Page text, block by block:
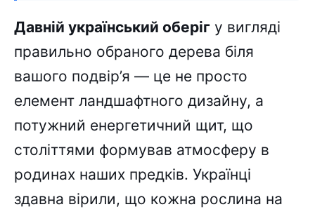
Давній український оберіг у вигляді
правильно обраного дерева біля
вашого подвір’я — це не просто
елемент ландшафтного дизайну, а
потужний енергетичний щит, що
століттями формував атмосферу в
родинах наших предків. Українці
здавна вірили, що кожна рослина на